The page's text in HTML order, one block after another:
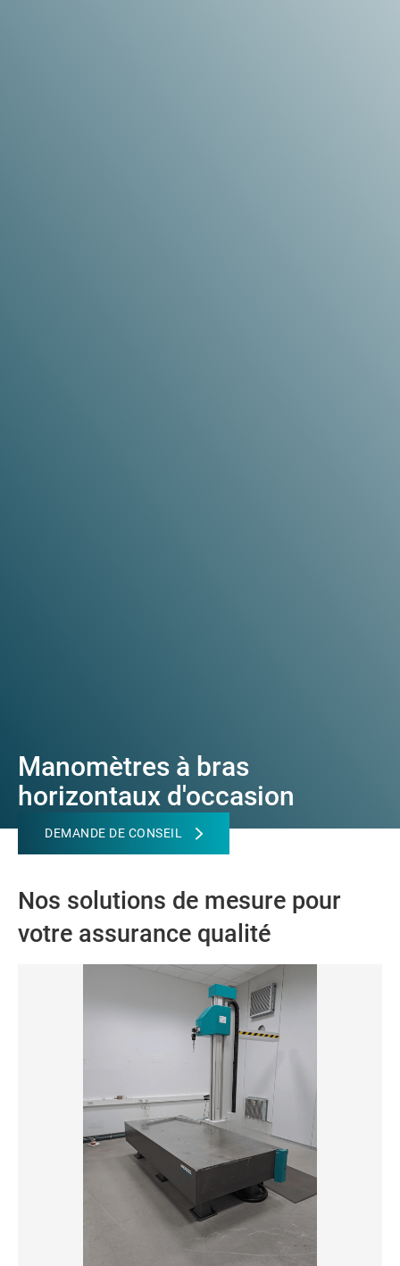
Manomètres à bras
horizontaux d'occasion
DEMANDE DE CONSEIL
Nos solutions de mesure pour
votre assurance qualité